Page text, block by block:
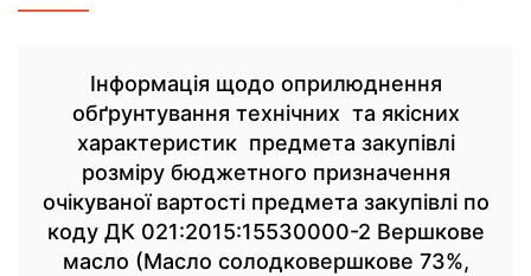
Інформація щодо оприлюднення
обґрунтування технічних та якісних
характеристик предмета закупівлі
розміру бюджетного призначення
очікуваної вартості предмета закупівлі по
коду ДК 021:2015:15530000-2 Вершкове
масло (Масло солодковершкове 73%,